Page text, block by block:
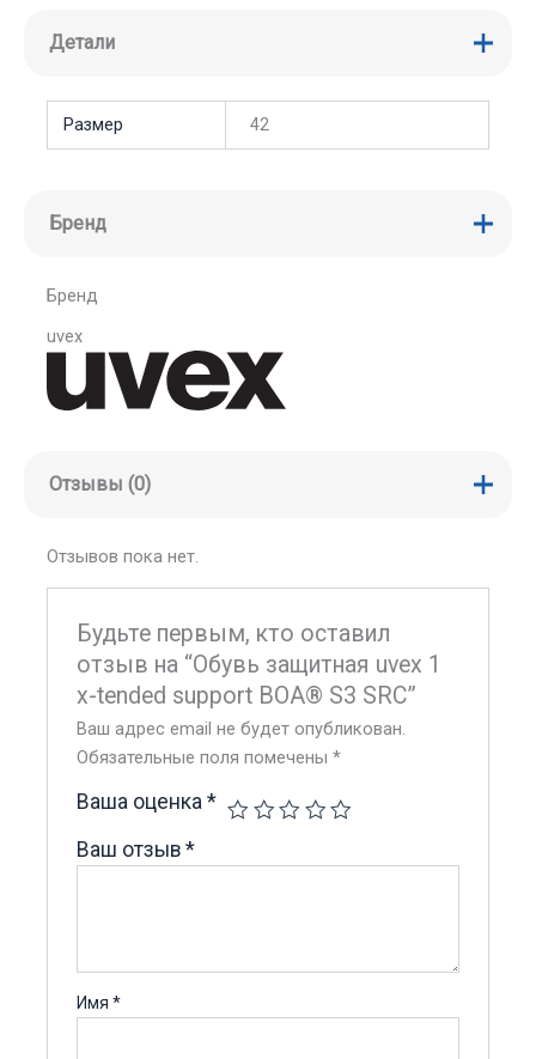
Детали
Размер 42
Бренд
Бренд
uvex
Отзывы (0)
Отзывов пока нет.
Будьте первым, кто оставил
отзыв на “Обувь защитная uvex 1
x-tended support BOA® S3 SRC”
Ваш адрес email не будет опубликован.
Обязательные поля помечены*
Ваша оценка*
Ваш отзыв*
Имя*